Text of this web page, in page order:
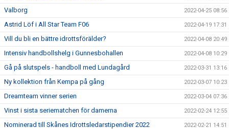
Valborg 2022-04-25 08:56
Astrid Löf i All Star Team F06 2022-04-19 17:31
Vill du bli en bättre idrottsförälder? 2022-04-08 20:49
Intensiv handbollshelg i Gunnesbohallen 2022-04-08 10:29
Gå på slutspels - handboll med Lundagård 2022-03-31 13:16
Ny kollektion från Kempa på gång 2022-03-07 10:23
Dreamteam vinner serien 2022-03-04 07:36
Vinst i sista seriematchen för damerna 2022-02-24 12:55
Nominerad till Skånes Idrottsledarstipendier 2022 2022-02-21 14:51